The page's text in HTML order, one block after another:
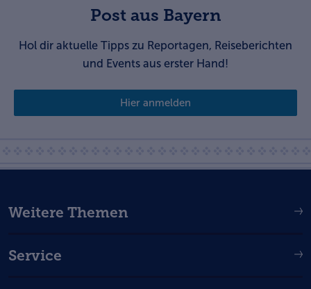
Post aus Bayern
Hol dir aktuelle Tipps zu Reportagen, Reiseberichten
und Events aus erster Hand!
Hier anmelden
Weitere Themen
Service